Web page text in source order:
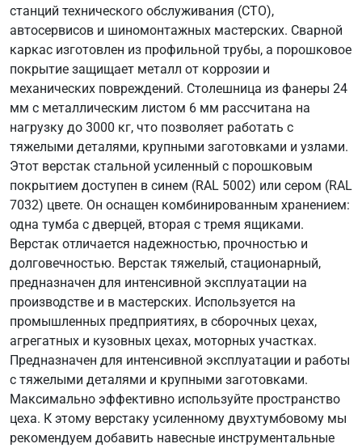
станций технического обслуживания (СТО),
автосервисов и шиномонтажных мастерских. Сварной
каркас изготовлен из профильной трубы, а порошковое
покрытие защищает металл от коррозии и
механических повреждений. Столешница из фанеры 24
мм с металлическим листом 6 мм рассчитана на
нагрузку до 3000 кг, что позволяет работать с
тяжелыми деталями, крупными заготовками и узлами.
Этот верстак стальной усиленный с порошковым
покрытием доступен в синем (RAL 5002) или сером (RAL
7032) цвете. Он оснащен комбинированным хранением:
одна тумба с дверцей, вторая с тремя ящиками.
Верстак отличается надежностью, прочностью и
долговечностью. Верстак тяжелый, стационарный,
предназначен для интенсивной эксплуатации на
производстве и в мастерских. Используется на
промышленных предприятиях, в сборочных цехах,
агрегатных и кузовных цехах, моторных участках.
Предназначен для интенсивной эксплуатации и работы
с тяжелыми деталями и крупными заготовками.
Максимально эффективно используйте пространство
цеха. К этому верстаку усиленному двухтумбовому мы
рекомендуем добавить навесные инструментальные